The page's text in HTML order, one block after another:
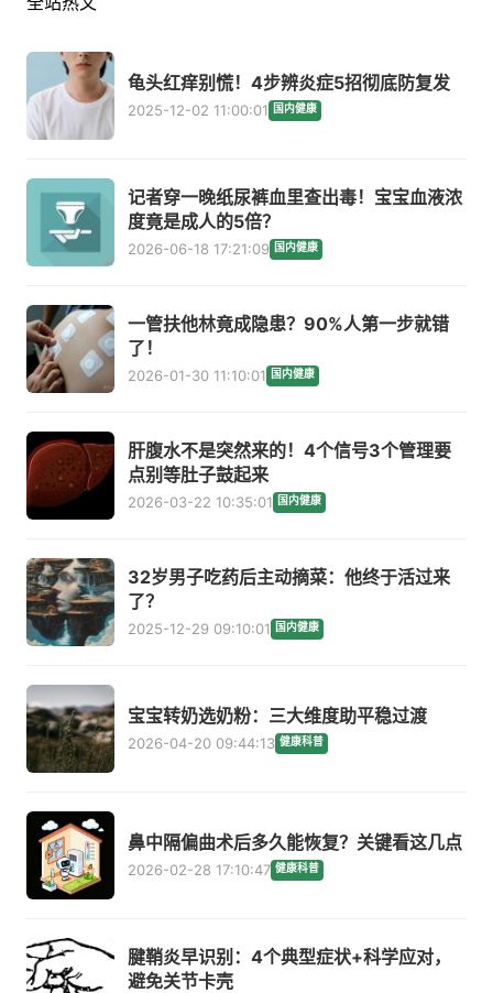
龟头红痒别慌！4步辨炎症5招彻底防复发
2025-12-02 11:00:01 国内健康
记者穿一晚纸尿裤血里查出毒！宝宝血液浓
度竟是成人的5倍？
2026-06-18 17:21:09 国内健康
一管扶他林竟成隐患？90%人第一步就错
了！
2026-01-30 11:10:01 国内健康
肝腹水不是突然来的！4个信号3个管理要
点别等肚子鼓起来
2026-03-22 10:35:01 国内健康
32岁男子吃药后主动摘菜：他终于活过来
了？
2025-12-29 09:10:01 国内健康
宝宝转奶选奶粉：三大维度助平稳过渡
2026-04-20 09:44:13 健康科普
鼻中隔偏曲术后多久能恢复？关键看这几点
2026-02-28 17:10:47 健康科普
腱鞘炎早识别：4个典型症状+科学应对，
避免关节卡壳